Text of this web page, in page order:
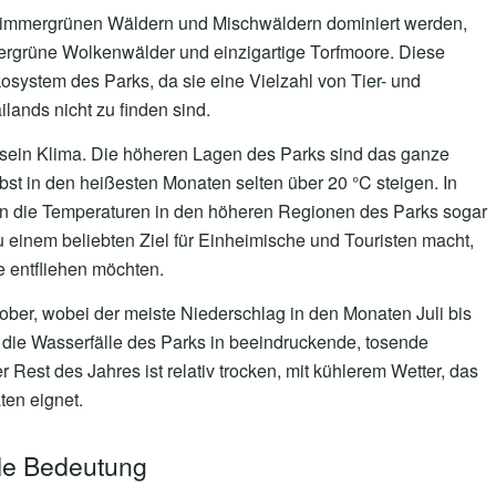
Wäldern und Mischwäldern dominiert werden,
Wolkenwälder und einzigartige Torfmoore. Diese
des Parks, da sie eine Vielzahl von Tier- und
nicht zu finden sind.
Klima. Die höheren Lagen des Parks sind das ganze
in den heißesten Monaten selten über 20 °C steigen. In
Temperaturen in den höheren Regionen des Parks sogar
beliebten Ziel für Einheimische und Touristen macht,
entfliehen möchten.
wobei der meiste Niederschlag in den Monaten Juli bis
Wasserfälle des Parks in beeindruckende, tosende
des Jahres ist relativ trocken, mit kühlerem Wetter, das
eignet.
Bedeutung